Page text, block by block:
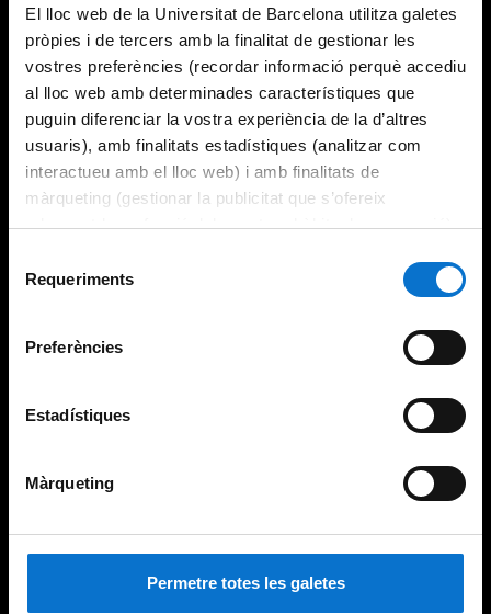
El lloc web de la Universitat de Barcelona utilitza galetes
pròpies i de tercers amb la finalitat de gestionar les
vostres preferències (recordar informació perquè accediu
al lloc web amb determinades característiques que
puguin diferenciar la vostra experiència de la d’altres
usuaris), amb finalitats estadístiques (analitzar com
interactueu amb el lloc web) i amb finalitats de
màrqueting (gestionar la publicitat que s’ofereix
adequant-la en funció dels vostres hàbits de navegació).
consultar laPolítica de galetes del lloc web de la
Requeriments
Preferències
Estadístiques
Màrqueting
Permetre totes les galetes